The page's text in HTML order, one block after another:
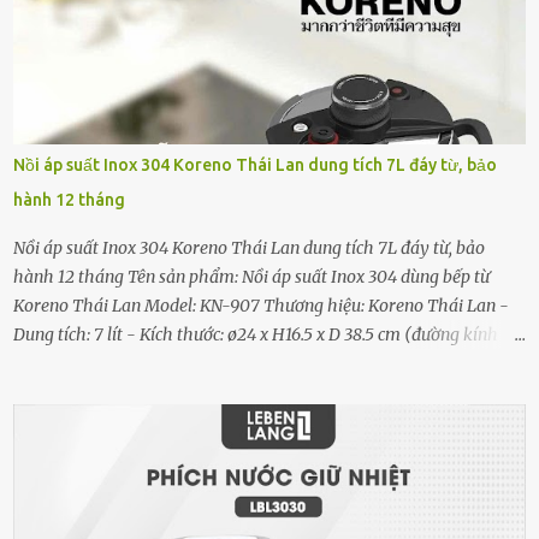
điện năng đốt nóng thanh gốm và dùng nguyên lý đối lưu để tỏa
nhiệt. Máy sưởi gốm Rapido dùng gốm làm vật phát nhiệt, bộ phận
này trong máy sưởi gốm là một miếng gốm có hình dạng dẹt như
một chiếc đĩa gọi là đĩa gốm. Đĩa này được nối với một vật bằng kim
loại, khi đĩa gốm được làm nóng lên sẽ truyền nhiệt cho dây kim
loại và dòng nhiệt lượng đó sẽ được truyền đi theo hình thức đối lưu
và mang hơi ấm tỏa ra từ từ ra bên ngoài giúp tăng nhiệt độ phòng
mà không gây sốc nhiệt. Công nghệ sưởi PTC Ceramic nên không
xảy ra quá trình oxy hóa giúp kéo dài tuổi thọ của...
Nồi áp suất Inox 304 Koreno Thái Lan dung tích 7L đáy từ, bảo
hành 12 tháng
Nồi áp suất Inox 304 Koreno Thái Lan dung tích 7L đáy từ, bảo
hành 12 tháng Tên sản phẩm: Nồi áp suất Inox 304 dùng bếp từ
Koreno Thái Lan Model: KN-907 Thương hiệu: Koreno Thái Lan -
Dung tích: 7 lít - Kích thước: ø24 x H16.5 x D 38.5 cm (đường kính
trọng lượng: 4.25kg - Chất liệu: Làm bằng thép không gỉ Inox 304,
tay cầm nhựa BAKELITE chống nóng Sản phẩm gồm : 01 nồi, 01
sách hướng dẫn sử dụng tiếng Việt và 01 phiếu bảo hành Xuất xứ:
Trung Quốc Bảo hành 12 tháng chính hãng bởi Koreno Việt Nam